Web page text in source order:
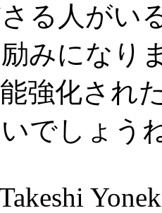
る人がい
みになり
強化され
でしょう